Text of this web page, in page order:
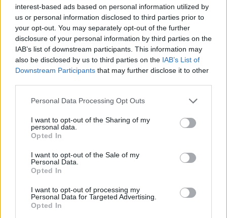
interest-based ads based on personal information utilized by
us or personal information disclosed to third parties prior to
your opt-out. You may separately opt-out of the further
disclosure of your personal information by third parties on the
IAB’s list of downstream participants. This information may
also be disclosed by us to third parties on the IAB’s List of
Downstream Participants that may further disclose it to other
Personal Data Processing Opt Outs
I want to opt-out of the Sharing of my
personal data.
Opted In
I want to opt-out of the Sale of my
Personal Data.
Opted In
I want to opt-out of processing my
Personal Data for Targeted Advertising.
Opted In
μοντέλο λειτουργίας
ΔΙΑΦΗΜΙΣΗ